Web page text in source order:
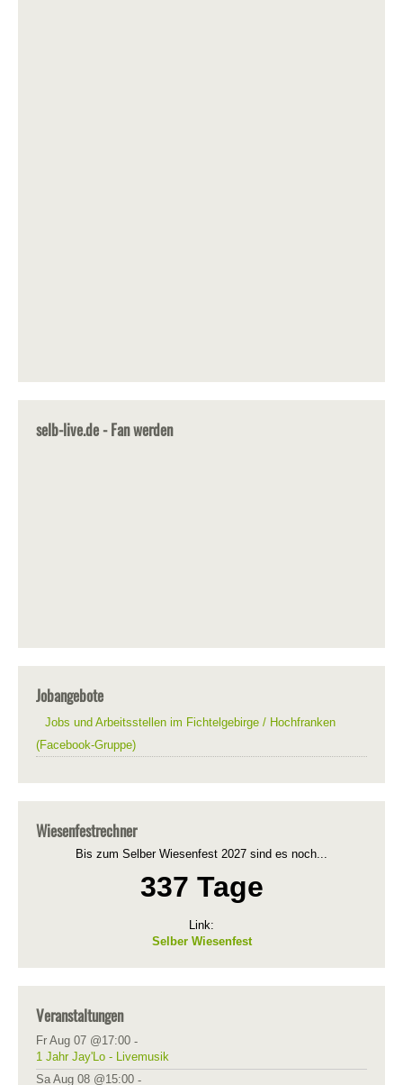
selb-live.de - Fan werden
Jobangebote
Jobs und Arbeitsstellen im Fichtelgebirge / Hochfranken
(Facebook-Gruppe)
Wiesenfestrechner
Bis zum Selber Wiesenfest 2027 sind es noch...
337 Tage
Link:
Selber Wiesenfest
Veranstaltungen
Fr Aug 07 @17:00 -
1 Jahr Jay'Lo - Livemusik
Sa Aug 08 @15:00 -